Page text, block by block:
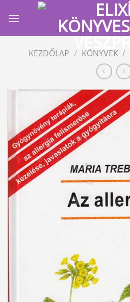
KEZDŐLAP / KÖNYVEK /